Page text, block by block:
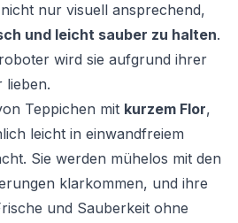
nur visuell ansprechend,
und leicht sauber zu halten.
wird sie aufgrund ihrer
lieben.
Teppichen mit kurzem Flor,
leicht in einwandfreiem
Sie werden mühelos mit den
klarkommen, und ihre
und Sauberkeit ohne